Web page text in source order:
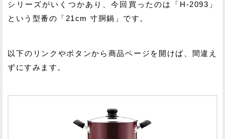
シリーズがいくつかあり、今回買ったのは「H-2093」
という型番の「21cm 寸胴鍋」です。
以下のリンクやボタンから商品ページを開けば、間違え
ずにすみます。